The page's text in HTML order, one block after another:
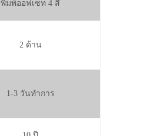
พิมพ์ออฟเซท 4 สี
2 ด้าน
1-3 วันทำการ